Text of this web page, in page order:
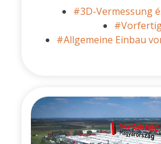
#3D-Vermessung
#Allgemeine Einbau